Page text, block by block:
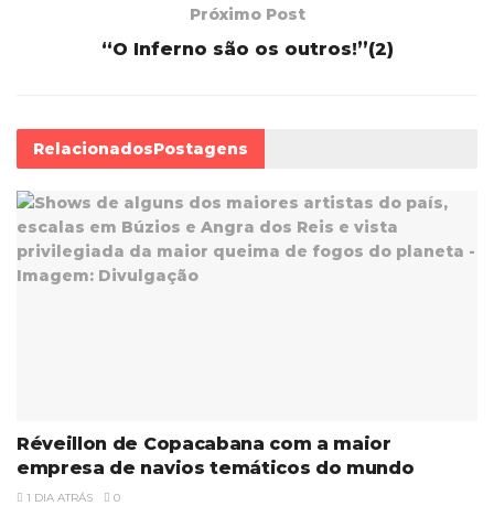
Próximo Post
“O Inferno são os outros!”(2)
RelacionadosPostagens
Réveillon de Copacabana com a maior
empresa de navios temáticos do mundo
1 DIA ATRÁS 0